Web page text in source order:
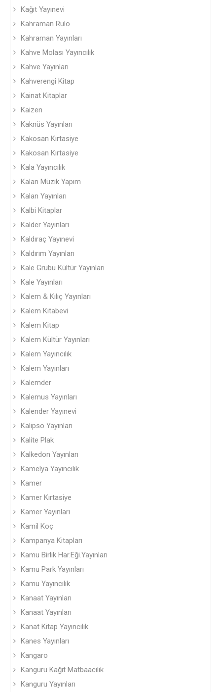
Kağıt Yayınevi
Kahraman Rulo
Kahraman Yayınları
Kahve Molası Yayıncılık
Kahve Yayınları
Kahverengi Kitap
Kainat Kitaplar
Kaizen
Kaknüs Yayınları
Kakosan Kırtasiye
Kakosan Kırtasiye
Kala Yayıncılık
Kalan Müzik Yapım
Kalan Yayınları
Kalbi Kitaplar
Kalder Yayınları
Kaldıraç Yayınevi
Kaldırım Yayınları
Kale Grubu Kültür Yayınları
Kale Yayınları
Kalem & Kılıç Yayınları
Kalem Kitabevi
Kalem Kitap
Kalem Kültür Yayınları
Kalem Yayıncılık
Kalem Yayınları
Kalemder
Kalemus Yayınları
Kalender Yayınevi
Kalipso Yayınları
Kalite Plak
Kalkedon Yayınları
Kamelya Yayıncılık
Kamer
Kamer Kırtasiye
Kamer Yayınları
Kamil Koç
Kampanya Kitapları
Kamu Birlik Har.Eği.Yayınları
Kamu Park Yayınları
Kamu Yayıncılık
Kanaat Yayınları
Kanaat Yayınları
Kanat Kitap Yayıncılık
Kanes Yayınları
Kangaro
Kanguru Kağıt Matbaacılık
Kanguru Yayınları